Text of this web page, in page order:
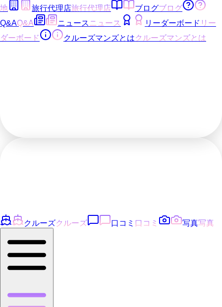
地
旅行代理店旅行代理店 ブログブログ
Q&AQ&A ニュース ニュース リーダーボード リー
ダーボード
クルーズマンズとはクルーズマンズとは
クルーズクルーズ 口コミ 口コミ 写真写真